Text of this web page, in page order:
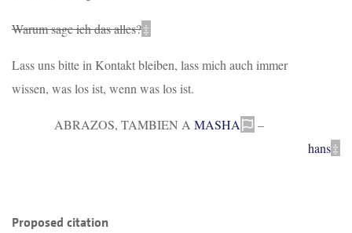
Warum sage ich das alles?‡
Lass uns bitte in Kontakt bleiben, lass mich auch immer
wissen, was los ist, wenn was los ist.
ABRAZOS, TAMBIEN A MASHA
–
hans‡
Proposed citation